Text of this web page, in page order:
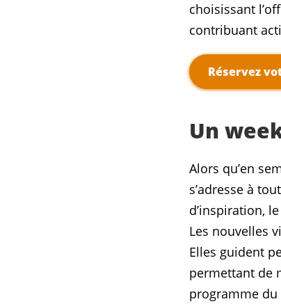
choisissant
contribuant
Réservez
Un
Alors qu’en
s’adresse à
d’inspiration,
Les nouvelles
Elles guident
permettant de
programme